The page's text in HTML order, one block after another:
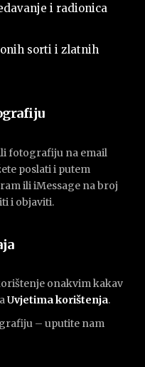
i radionica
sorti i zlatnih
fotografiju na email
poslati i putem
ili iMessage na broj
i objaviti.
onakvim kakav
Uvjetima korištenja.
– uputite nam